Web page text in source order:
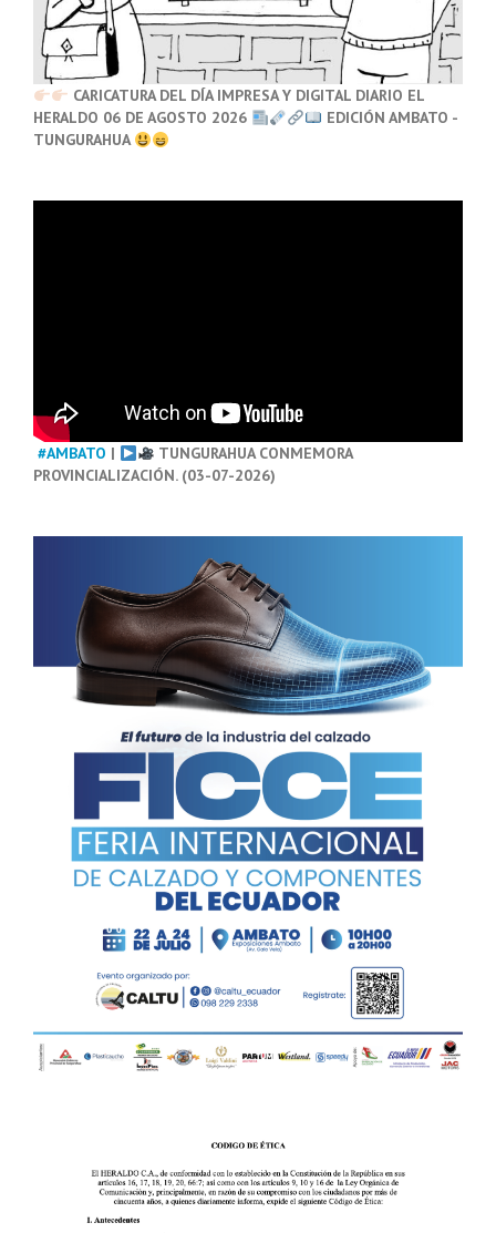
CARICATURA DEL DÍA IMPRESA Y DIGITAL DIARIO EL
HERALDO 06 DE AGOSTO 2026
EDICIÓN AMBATO -
TUNGURAHUA
#AMBATO |
TUNGURAHUA CONMEMORA
PROVINCIALIZACIÓN. (03-07-2026)